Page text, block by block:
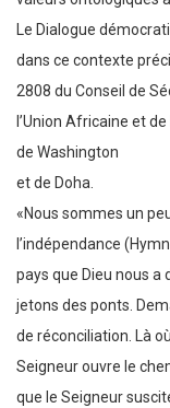
Le Dialogue
dans ce contexte
2808 du Conseil de
l’Union Africaine et
de Washington
et de Doha.
«Nous sommes un
l’indépendance
pays que Dieu nous a
jetons des ponts.
de réconciliation. Là
Seigneur ouvre le
que le Seigneur